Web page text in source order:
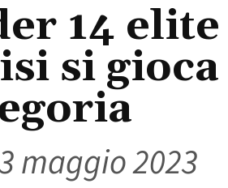
14
si
maggio 2023